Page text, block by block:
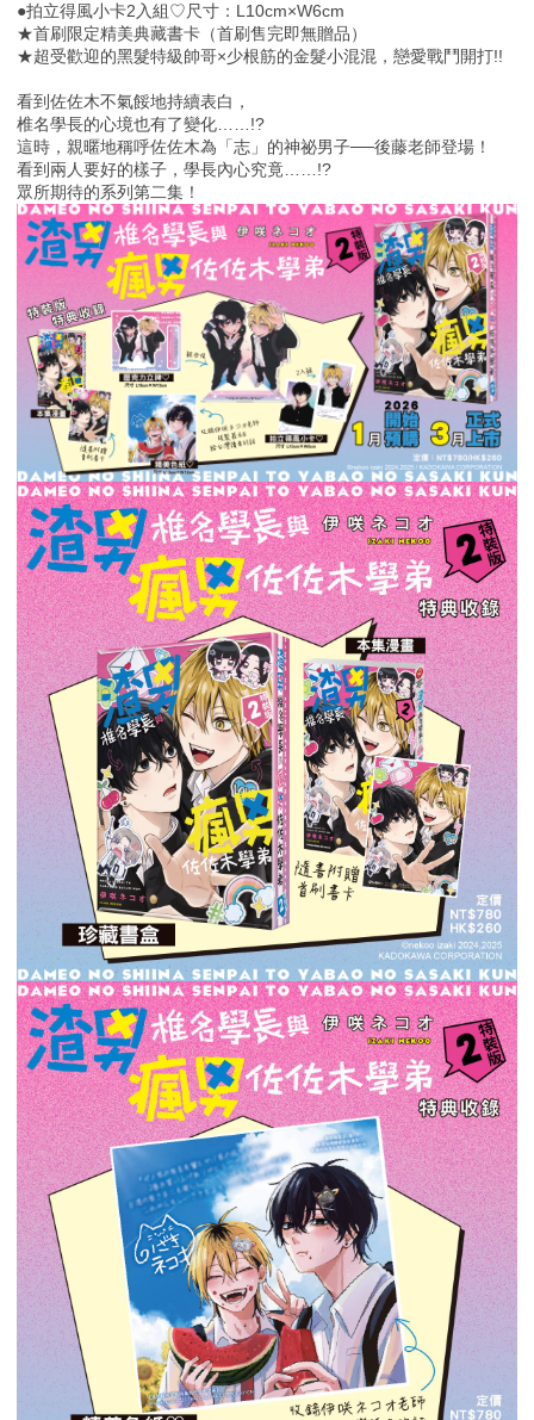
●拍立得風小卡2入組♡尺寸：L10cm×W6cm
★首刷限定精美典藏書卡（首刷售完即無贈品）
★超受歡迎的黑髮特級帥哥×少根筋的金髮小混混，戀愛戰鬥開打!!
看到佐佐木不氣餒地持續表白，
椎名學長的心境也有了變化……!?
這時，親暱地稱呼佐佐木為「志」的神祕男子──後藤老師登場！
看到兩人要好的樣子，學長內心究竟……!?
眾所期待的系列第二集！